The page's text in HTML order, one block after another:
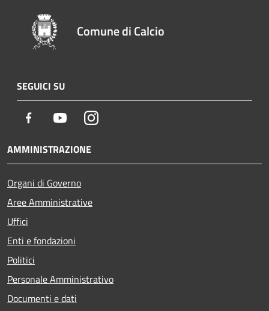
Comune di Calcio
SEGUICI SU
Facebook YoutubeInstagram
AMMINISTRAZIONE
Organi di Governo
Aree Amministrative
Uffici
Enti e fondazioni
Politici
Personale Amministrativo
Documenti e dati